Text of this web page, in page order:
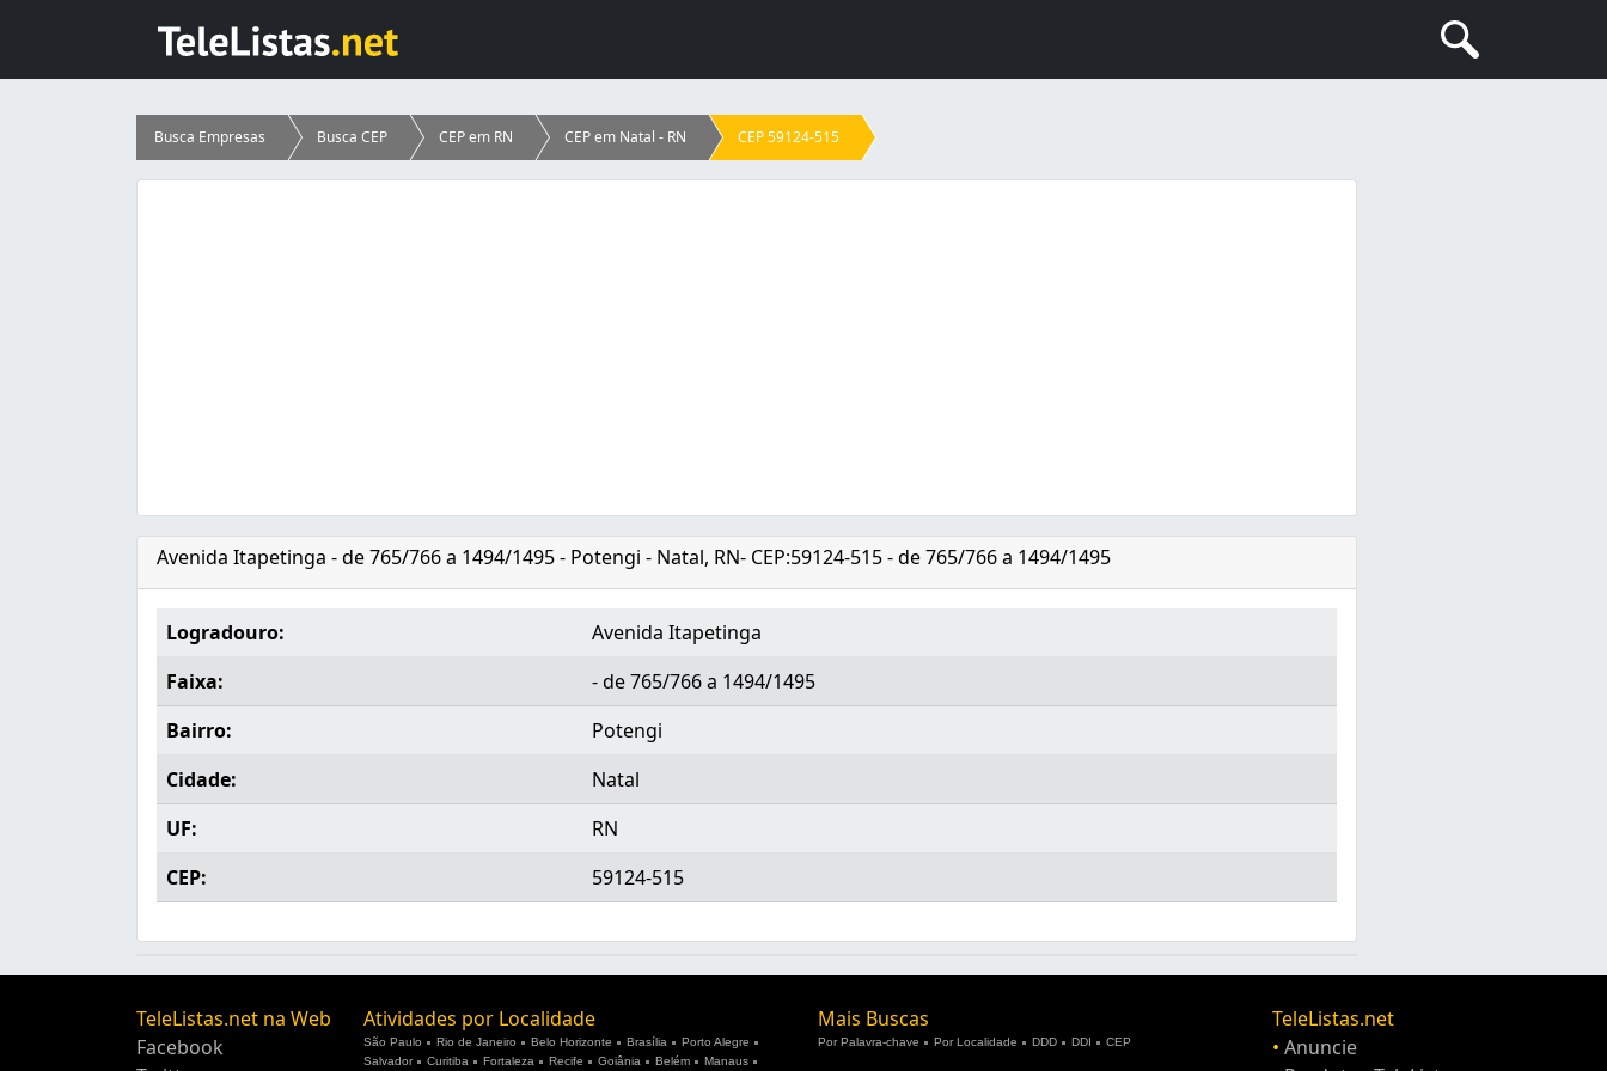
Busca Empresas Busca CEP CEP em RN CEP em Natal - RN CEP 59124-515
Avenida Itapetinga - de 765/766 a 1494/1495 - Potengi - Natal, RN- CEP:59124-515 - de 765/766 a 1494/1495
Logradouro:
Avenida Itapetinga
Faixa:
- de 765/766 a 1494/1495
Bairro:
Potengi
Cidade:
Natal
UF:
RN
CEP:
59124-515
TeleListas.net na Web
Facebook
Atividades por Localidade
São Paulo Rio de Janeiro Belo Horizonte Brasília
Porto Alegre
Salvador
Curitiba Fortaleza Recife Goiânia Belém Manaus
Mais Buscas
Por Palavra-chave Por Localidade DDD DDI CEP
TeleListas.net
• Anuncie